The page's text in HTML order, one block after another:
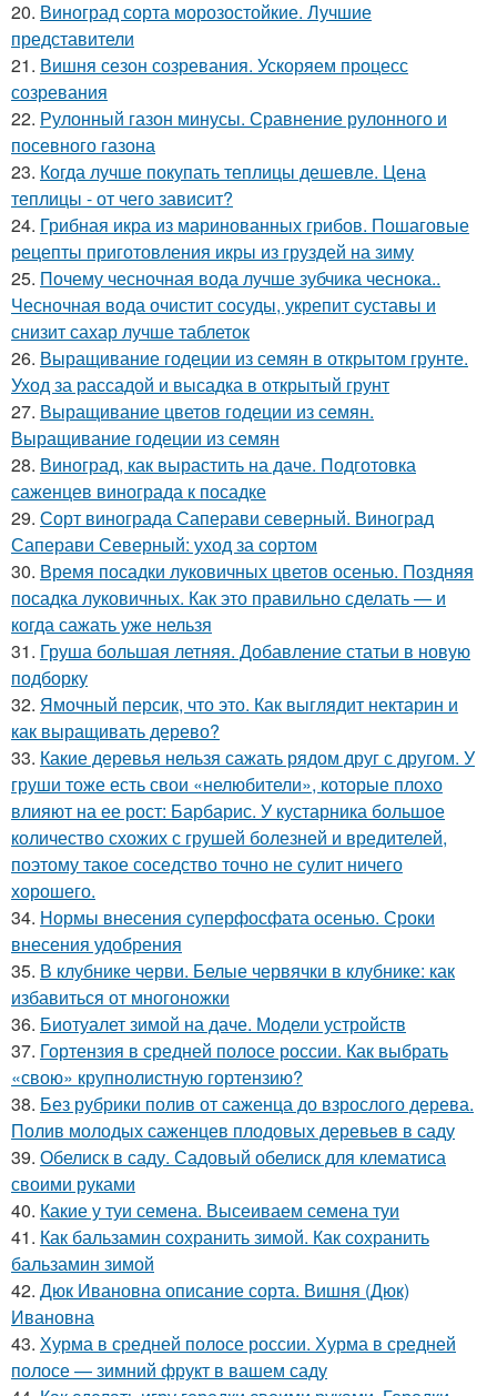
20. Виноград сорта морозостойкие. Лучшие
представители
21. Вишня сезон созревания. Ускоряем процесс
созревания
22. Рулонный газон минусы. Сравнение рулонного и
посевного газона
23. Когда лучше покупать теплицы дешевле. Цена
теплицы - от чего зависит?
24. Грибная икра из маринованных грибов. Пошаговые
рецепты приготовления икры из груздей на зиму
25. Почему чесночная вода лучше зубчика чеснока..
Чесночная вода очистит сосуды, укрепит суставы и
снизит сахар лучше таблеток
26. Выращивание годеции из семян в открытом грунте.
Уход за рассадой и высадка в открытый грунт
27. Выращивание цветов годеции из семян.
Выращивание годеции из семян
28. Виноград, как вырастить на даче. Подготовка
саженцев винограда к посадке
29. Сорт винограда Саперави северный. Виноград
Саперави Северный: уход за сортом
30. Время посадки луковичных цветов осенью. Поздняя
посадка луковичных. Как это правильно сделать — и
когда сажать уже нельзя
31. Груша большая летняя. Добавление статьи в новую
подборку
32. Ямочный персик, что это. Как выглядит нектарин и
как выращивать дерево?
33. Какие деревья нельзя сажать рядом друг с другом. У
груши тоже есть свои «нелюбители», которые плохо
влияют на ее рост: Барбарис. У кустарника большое
количество схожих с грушей болезней и вредителей,
поэтому такое соседство точно не сулит ничего
хорошего.
34. Нормы внесения суперфосфата осенью. Сроки
внесения удобрения
35. В клубнике черви. Белые червячки в клубнике: как
избавиться от многоножки
36. Биотуалет зимой на даче. Модели устройств
37. Гортензия в средней полосе россии. Как выбрать
«свою» крупнолистную гортензию?
38. Без рубрики полив от саженца до взрослого дерева.
Полив молодых саженцев плодовых деревьев в саду
39. Обелиск в саду. Садовый обелиск для клематиса
своими руками
40. Какие у туи семена. Высеиваем семена туи
41. Как бальзамин сохранить зимой. Как сохранить
бальзамин зимой
42. Дюк Ивановна описание сорта. Вишня (Дюк)
Ивановна
43. Хурма в средней полосе россии. Хурма в средней
полосе — зимний фрукт в вашем саду